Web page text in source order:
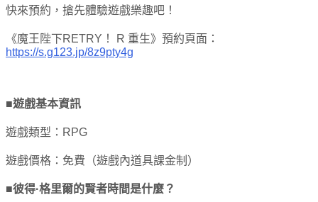
快來預約，搶先體驗遊戲樂趣吧！
《魔王陛下RETRY！ R 重生》預約頁面：
https://s.g123.jp/8z9pty4g
■遊戲基本資訊
遊戲類型：RPG
遊戲價格：免費（遊戲內道具課金制）
■彼得·格里爾的賢者時間是什麼？